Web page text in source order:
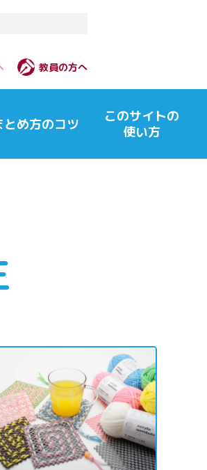
教員の方へ
とめ方のコツ
このサイトの
使い方